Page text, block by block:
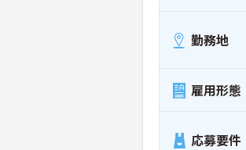
勤務地
雇用形態
応募要件